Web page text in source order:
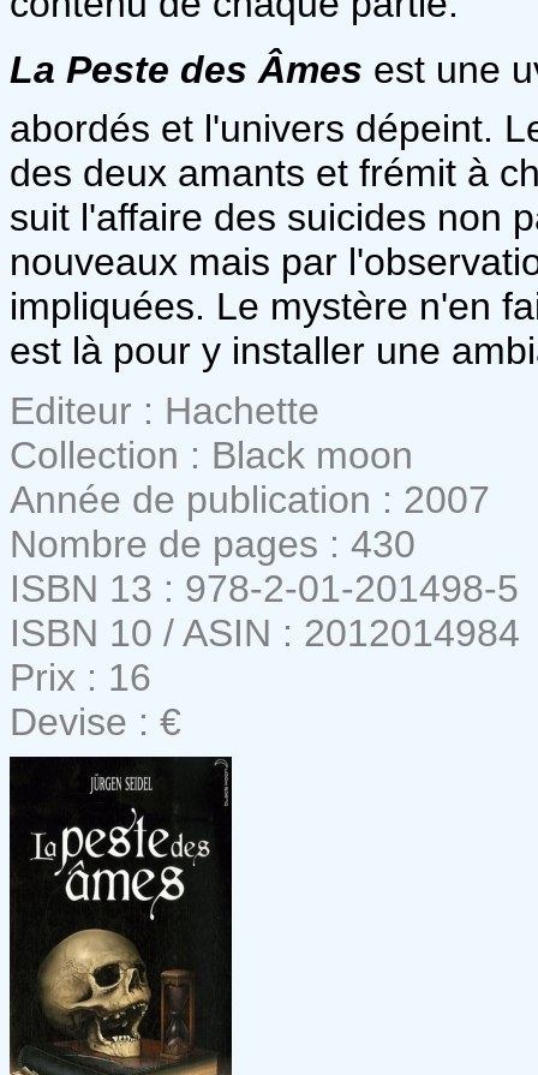
La Peste des Âmes est une
abordés et l'univers dépeint.
des deux amants et frémit à
suit l'affaire des suicides non
nouveaux mais par
impliquées. Le mystère n'en
est là pour y installer une
Editeur : Hachette
Collection : Black moon
Année de publication : 2007
Nombre de pages : 430
ISBN 13 : 978-2-01-201498-5
ISBN 10 / ASIN : 2012014984
Prix : 16
Devise : €